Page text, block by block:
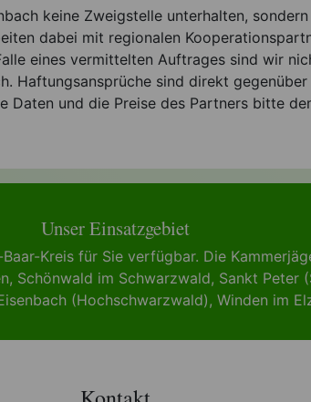
keine Zweigstelle unterhalten,
dabei mit regionalen
eines vermittelten Auftrages sind wir
Haftungsansprüche sind direkt
Daten und die Preise des Partners bitte
Unser Einsatzgebiet
Kreis für Sie verfügbar. Die
, Schönwald im Schwarzwald, Sankt Peter
(Hochschwarzwald) , Winden im
Kontakt